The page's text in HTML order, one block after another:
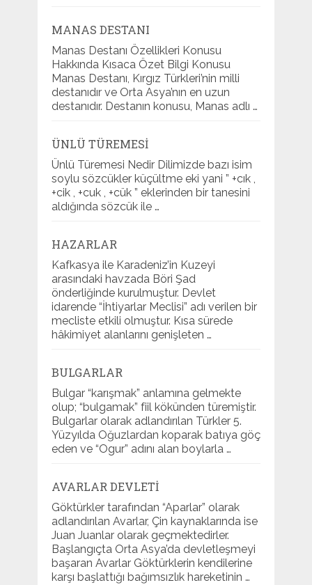
MANAS DESTANI
Manas Destanı Özellikleri Konusu
Hakkında Kısaca Özet Bilgi Konusu
Manas Destanı, Kırgız Türkleri’nin milli
destanıdır ve Orta Asya’nın en uzun
destanıdır. Destanın konusu, Manas adlı …
ÜNLÜ TÜREMESI
Ünlü Türemesi Nedir Dilimizde bazı isim
soylu sözcükler küçültme eki yani ” +cık ,
+cik , +cuk , +cük ” eklerinden bir tanesini
aldığında sözcük ile …
HAZARLAR
Kafkasya ile Karadeniz’in Kuzeyi
arasındaki havzada Böri Şad
önderliğinde kurulmuştur. Devlet
idarende “İhtiyarlar Meclisi” adı verilen bir
mecliste etkili olmuştur. Kısa sürede
hâkimiyet alanlarını genişleten …
BULGARLAR
Bulgar “karışmak” anlamına gelmekte
olup; “bulgamak” fiil kökünden türemiştir.
Bulgarlar olarak adlandırılan Türkler 5.
Yüzyılda Oğuzlardan koparak batıya göç
eden ve “Ogur” adını alan boylarla …
AVARLAR DEVLETI
Göktürkler tarafından “Aparlar” olarak
adlandırılan Avarlar, Çin kaynaklarında ise
Juan Juanlar olarak geçmektedirler.
Başlangıçta Orta Asya’da devletleşmeyi
başaran Avarlar Göktürklerin kendilerine
karşı başlattığı bağımsızlık hareketinin …